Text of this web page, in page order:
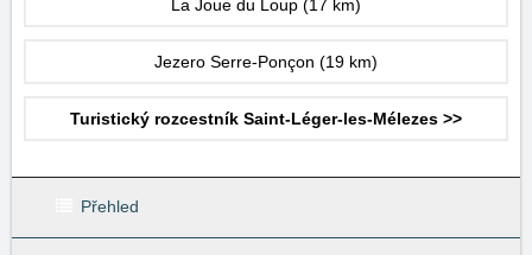
La Joue du Loup (17 km)
Jezero Serre-Ponçon (19 km)
Turistický rozcestník Saint-Léger-les-Mélezes >>
Přehled